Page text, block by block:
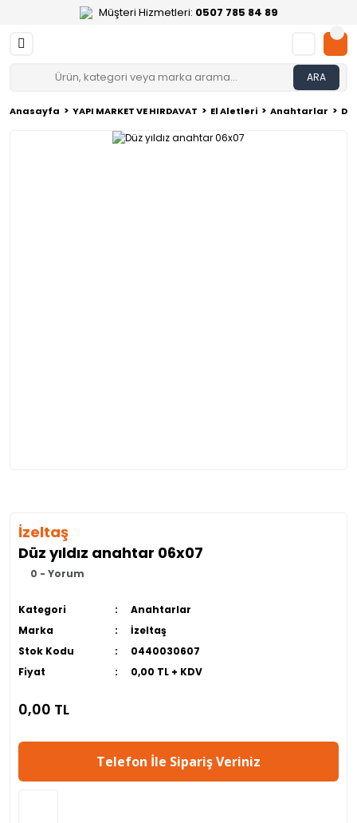
Müşteri Hizmetleri: 0507 785 84 89
ARA
Anasayfa YAPI MARKET VE HIRDAVAT El Aletleri Anahtarlar
İzeltaş
Düz yıldız anahtar 06x07
0 - Yorum
Kategori
Anahtarlar
Marka
İzeltaş
Stok Kodu
0440030607
Fiyat
0,00 TL + KDV
0,00 TL
Telefon İle Sipariş Veriniz